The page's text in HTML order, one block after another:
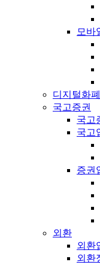
모바
디지털화폐
국고증권
국고
국고
증권
외환
외환
외환